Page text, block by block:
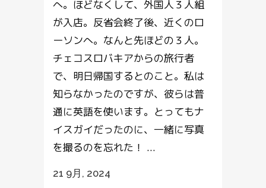
へ。ほどなくして、外国人３人組
が入店。反省会終了後、近くのロ
ーソンへ。なんと先ほどの３人。
チェコスロバキアからの旅行者
で、明日帰国するとのこと。私は
知らなかったのですが、彼らは普
通に英語を使います。とってもナ
イスガイだったのに、一緒に写真
を撮るのを忘れた！ ...
21 9月, 2024